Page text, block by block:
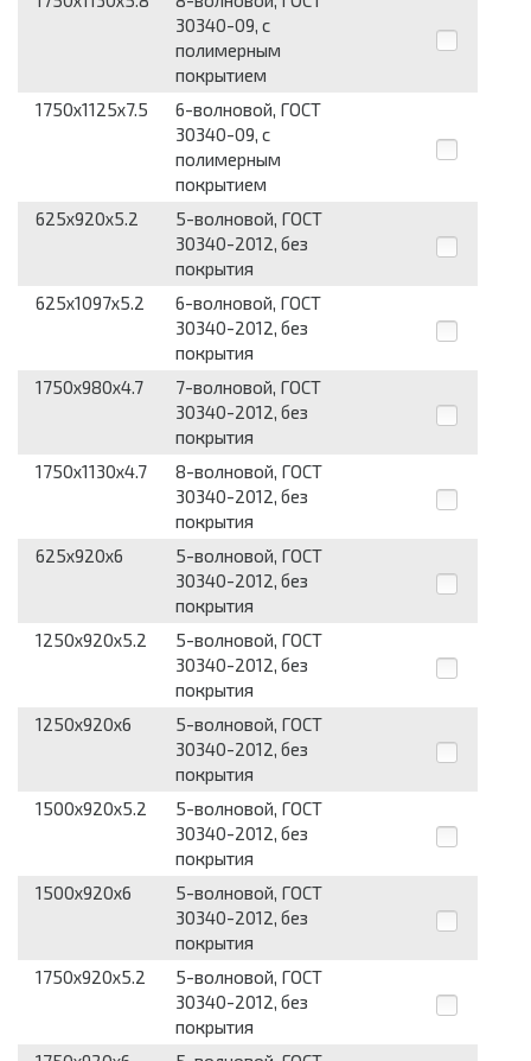
30340-09, с
полимерным
покрытием
1750x1125x7.5
6-волновой, ГОСТ
30340-09, с
полимерным
покрытием
625x920x5.2
5-волновой, ГОСТ
30340-2012, без
покрытия
625x1097x5.2
6-волновой, ГОСТ
30340-2012, без
покрытия
1750x980x4.7
7-волновой, ГОСТ
30340-2012, без
покрытия
1750x1130x4.7
8-волновой, ГОСТ
30340-2012, без
покрытия
625x920x6
5-волновой, ГОСТ
30340-2012, без
покрытия
1250x920x5.2
5-волновой, ГОСТ
30340-2012, без
покрытия
1250x920x6
5-волновой, ГОСТ
30340-2012, без
покрытия
1500x920x5.2
5-волновой, ГОСТ
30340-2012, без
покрытия
1500x920x6
5-волновой, ГОСТ
30340-2012, без
покрытия
1750x920x5.2
5-волновой, ГОСТ
30340-2012, без
покрытия